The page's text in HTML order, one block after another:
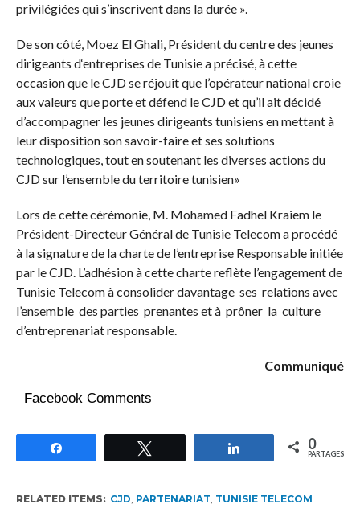
privilégiées qui s’inscrivent dans la durée ».
De son côté, Moez El Ghali, Président du centre des jeunes
dirigeants d‘entreprises de Tunisie a précisé, à cette
occasion que le CJD se réjouit que l’opérateur national croie
aux valeurs que porte et défend le CJD et qu’il ait décidé
d’accompagner les jeunes dirigeants tunisiens en mettant à
leur disposition son savoir-faire et ses solutions
technologiques, tout en soutenant les diverses actions du
CJD sur l’ensemble du territoire tunisien»
Lors de cette cérémonie, M. Mohamed Fadhel Kraiem le
Président-Directeur Général de Tunisie Telecom a procédé
à la signature de la charte de l’entreprise Responsable initiée
par le CJD. L’adhésion à cette charte reflète l’engagement de
Tunisie Telecom à consolider davantage ses relations avec
l’ensemble des parties prenantes et à prôner la culture
d’entreprenariat responsable.
Communiqué
Facebook Comments
Partagez 0
PARTAGES
RELATED ITEMS: CJD, PARTENARIAT, TUNISIE TELECOM